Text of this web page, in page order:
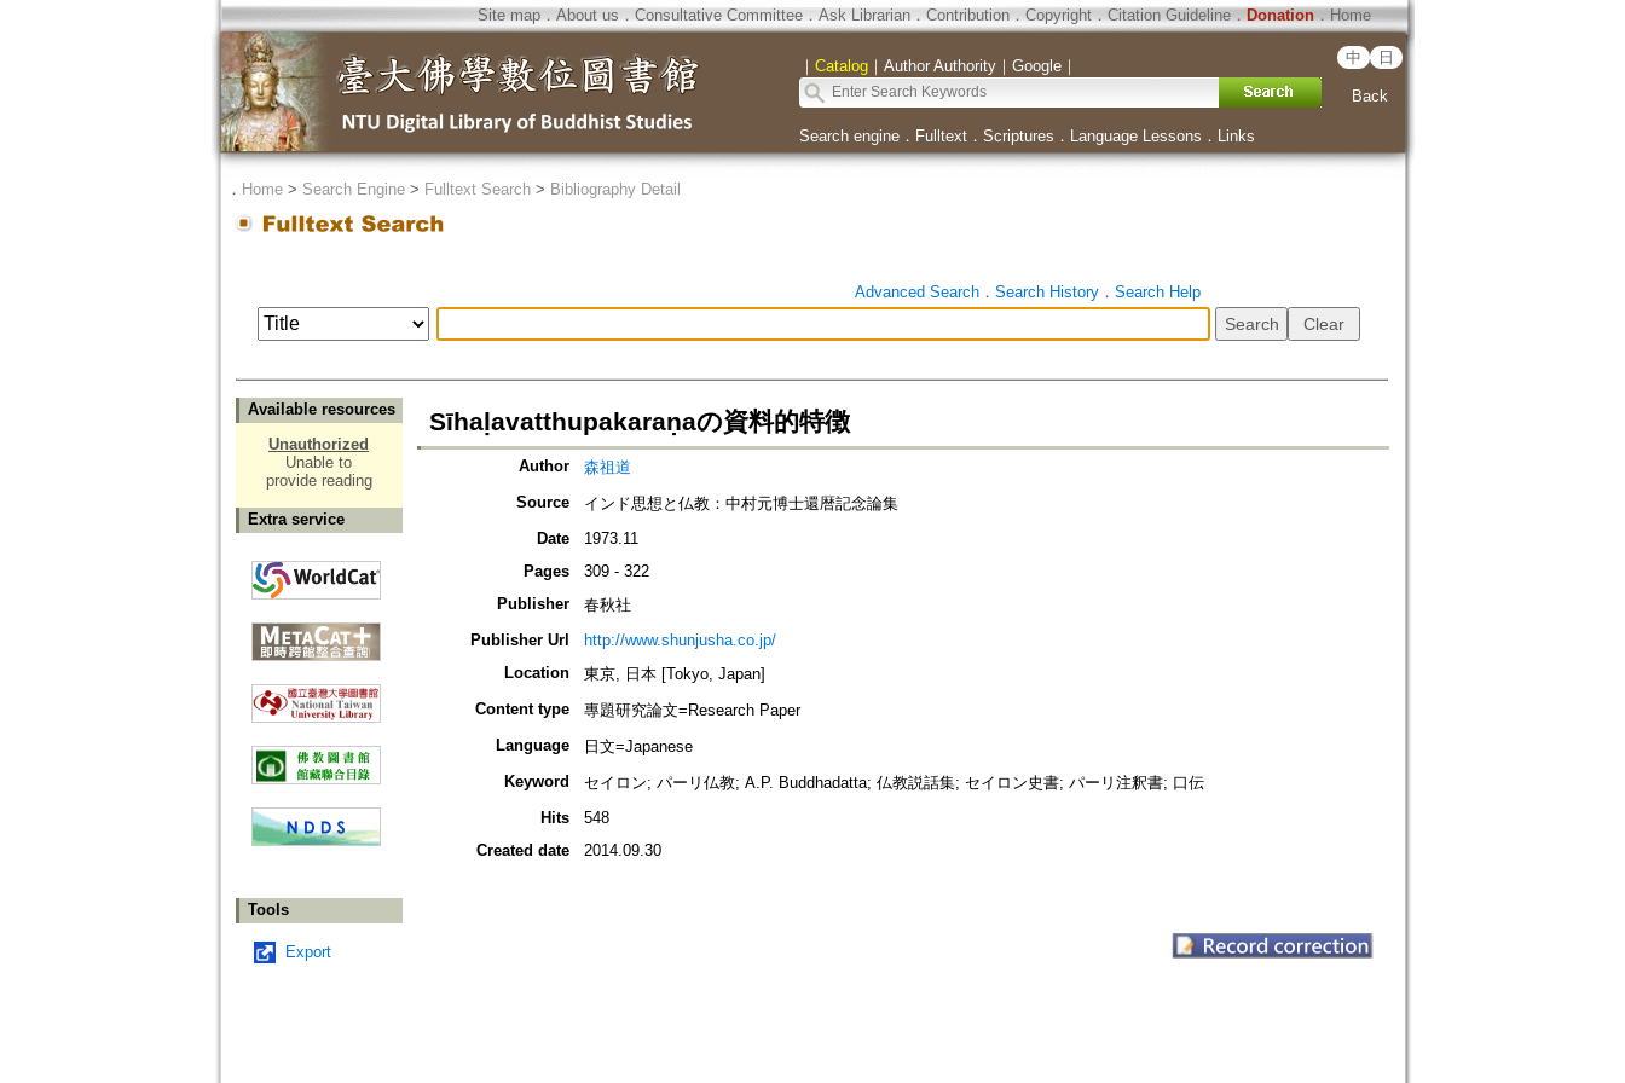
Site map．About us ． Consultative Committee． Ask Librarian． Contribution．Copyright．Citation Guideline． Donation．Home
｜ Catalog｜ Author Authority｜ Google｜ 中 日
Back
Search engine． Fulltext． Scriptures ． Language Lessons ． Links
． Home> Search Engine> Fulltext Search> Bibliography Detail
Advanced Search． Search History． Search Help
Available resources
Unauthorized
Unable to
provide reading
Extra service
Tools
Export
Sīhaḷavatthupakaraṇaの資料的特徴
Author
森祖道
Source
インド思想と仏教：中村元博士還暦記念論集
Date
1973.11
Pages
309 - 322
Publisher
春秋社
Publisher Url
http://www.shunjusha.co.jp/
Location
東京, 日本 [Tokyo, Japan]
Content type
專題研究論文=Research Paper
Language
日文=Japanese
Keyword
セイロン; パーリ仏教; A.P. Buddhadatta; 仏教説話集; セイロン史書; パーリ注釈書; 口伝
Hits
548
Created date
2014.09.30